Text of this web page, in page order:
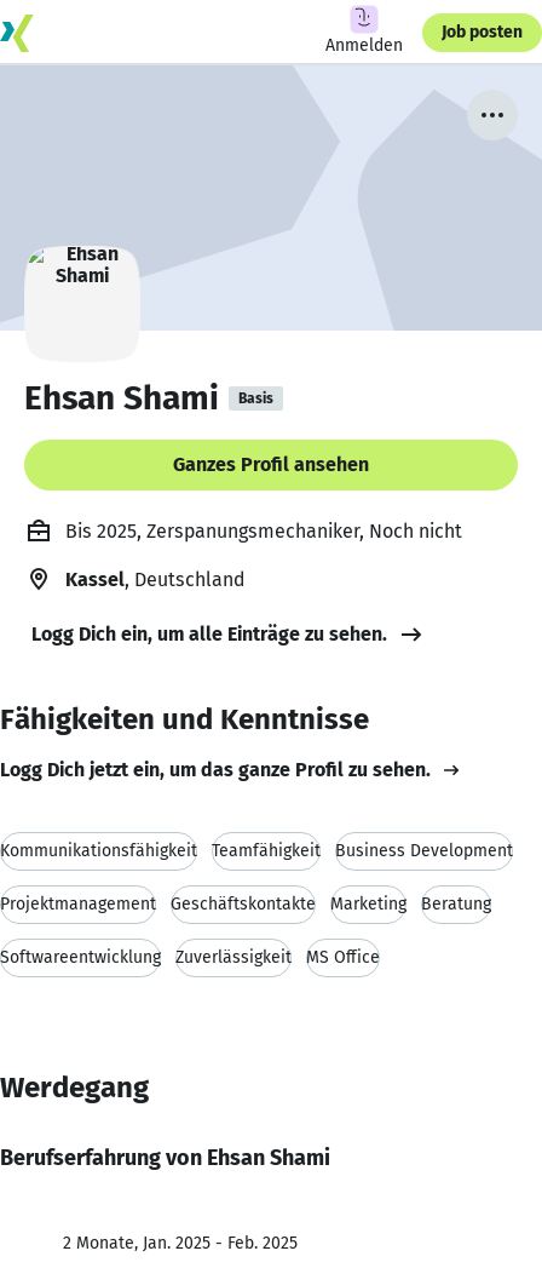
Anmelden
Job posten
Ehsan Shami Basis
Ganzes Profil ansehen
Bis 2025, Zerspanungsmechaniker, Noch nicht
Kassel, Deutschland
Logg Dich ein, um alle Einträge zu sehen.
Fähigkeiten und Kenntnisse
Logg Dich jetzt ein, um das ganze Profil zu sehen.
Kommunikationsfähigkeit Teamfähigkeit Business Development
Projektmanagement Geschäftskontakte Marketing Beratung
Softwareentwicklung Zuverlässigkeit MS Office
Werdegang
Berufserfahrung von Ehsan Shami
2 Monate, Jan. 2025 - Feb. 2025